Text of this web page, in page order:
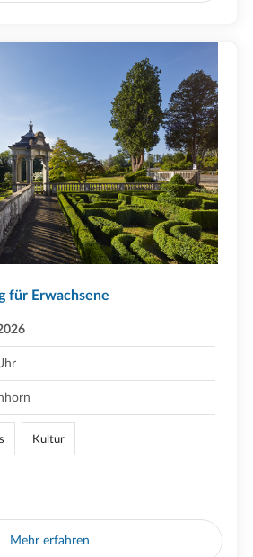
für Erwachsene
Kultur
Mehr erfahren